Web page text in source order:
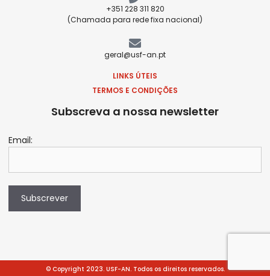
+351 228 311 820
(Chamada para rede fixa nacional)
geral@usf-an.pt
LINKS ÚTEIS
TERMOS E CONDIÇÕES
Subscreva a nossa newsletter
Email:
Subscrever
© Copyright 2023. USF-AN. Todos os direitos reservados.